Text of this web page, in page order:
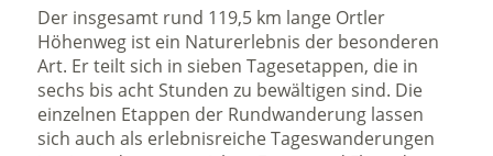
Der insgesamt rund 119,5 km lange Ortler
Höhenweg ist ein Naturerlebnis der besonderen
Art. Er teilt sich in sieben Tagesetappen, die in
sechs bis acht Stunden zu bewältigen sind. Die
einzelnen Etappen der Rundwanderung lassen
sich auch als erlebnisreiche Tageswanderungen